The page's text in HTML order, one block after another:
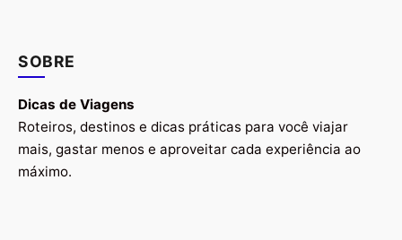
SOBRE
Dicas de Viagens
Roteiros, destinos e dicas práticas para você viajar
mais, gastar menos e aproveitar cada experiência ao
máximo.